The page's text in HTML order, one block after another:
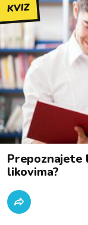
KVIZ
Prepoznajete
likovima?